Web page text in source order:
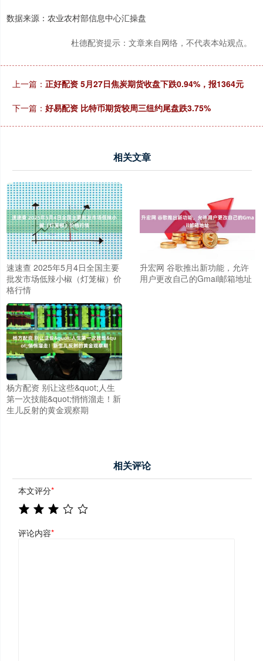
数据来源：农业农村部信息中心汇操盘
杜德配资提示：文章来自网络，不代表本站观点。
上一篇： 正好配资 5月27日焦炭期货收盘下跌0.94%，报1364元
下一篇： 好易配资 比特币期货较周三纽约尾盘跌3.75%
相关文章
速速查 2025年5月4日全国主要
批发市场低辣小椒（灯笼椒）价
格行情
升宏网 谷歌推出新功能，允许
用户更改自己的Gmail邮箱地址
杨方配资 别让这些&quot;人生
第一次技能&quot;悄悄溜走！新
生儿反射的黄金观察期
相关评论
本文评分*
评论内容*